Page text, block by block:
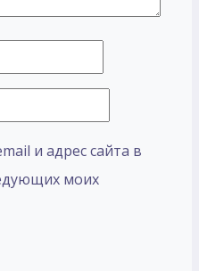
и адрес сайта в
моих